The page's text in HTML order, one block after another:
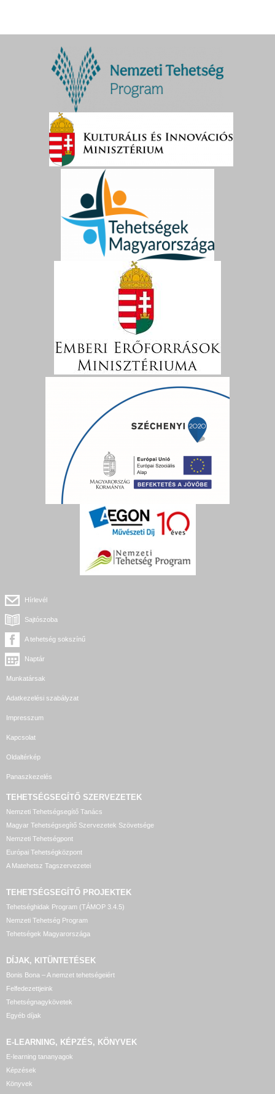
Hírlevél
Sajtószoba
A tehetség sokszínű
Naptár
Munkatársak
Adatkezelési szabályzat
Impresszum
Kapcsolat
Oldaltérkép
Panaszkezelés
TEHETSÉGSEGÍTŐ SZERVEZETEK
Nemzeti Tehetségsegítő Tanács
Magyar Tehetségsegítő Szervezetek Szövetsége
Nemzeti Tehetségpont
Európai Tehetségközpont
A Matehetsz Tagszervezetei
TEHETSÉGSEGÍTŐ PROJEKTEK
Tehetséghidak Program (TÁMOP 3.4.5)
Nemzeti Tehetség Program
Tehetségek Magyarországa
DÍJAK, KITÜNTETÉSEK
Bonis Bona – A nemzet tehetségeiért
Felfedezettjeink
Tehetségnagykövetek
Egyéb díjak
E-LEARNING, KÉPZÉS, KÖNYVEK
E-learning tananyagok
Képzések
Könyvek